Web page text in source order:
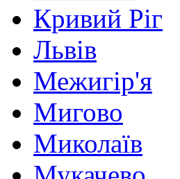
Кривий Ріг
Львів
Межигір'я
Мигово
Миколаїв